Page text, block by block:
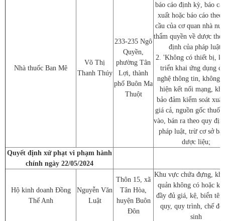
Nhà thuốc Ban Mê
Võ Thị
Thanh Thúy
233-235 Ngô
Quyền,
phường Tân
Lợi, thành
phố Buôn Ma
Thuột
báo cáo định kỳ, báo
xuất hoặc báo cáo theo
cầu của cơ quan nhà
thẩm quyền về dược
định của pháp luật;
2. 'Không có thiết bị,
triển khai ứng dụng
nghệ thông tin, không
hiện kết nối mạng,
bảo đảm kiểm soát
giá cả, nguồn gốc thuốc
vào, bán ra theo quy
pháp luật, trừ cơ sở
dược liệu;
Quyết định xử phạt vi phạm hành
chính ngày 22/05/2024
Hộ kinh doanh Đồng
Thế Anh
Nguyễn Văn
Luật
Thôn 15, xã
Tân Hòa,
huyện Buôn
Đôn
Khu vực chứa đựng,
quản không có hoặc
đầy đủ giá, kệ, biển
quy, quy trình, chế độ
sinh